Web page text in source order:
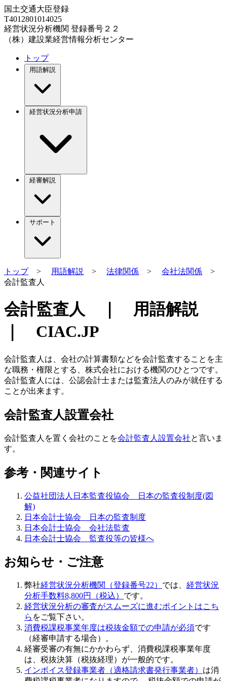
国土交通大臣登録
T4012801014025
経営状況分析機関 登録番号２２
（株）建設業経営情報分析センター
トップ
用語解説
経営状況分析申請
経審解説
サポート
トップ> 用語解説 > 法律関係 > 会社法関係 >
会計監査人
会計監査人 ｜ 用語解説
｜ CIAC.JP
会計監査人は、会社の計算書類などを会計監査することを主
な職務・権限とする、株式会社における機関のひとつです。
会計監査人には、公認会計士または監査法人のみが就任する
ことが出来ます。
会計監査人設置会社
会計監査人を置く会社のことを会計監査人設置会社と言いま
す。
参考・関連サイト
公益社団法人日本監査役協会 日本の監査役制度(図
解)
日本会計士協会 日本の監査制度
日本会計士協会 会社法監査
日本会計士協会 監査役等の皆様へ
お知らせ・ご注意
弊社経営状況分析機関（登録番号22） では、 経営状況
分析手数料8,800円（税込） です。
経営状況分析の審査がスムーズに進むポイントはこち
ら をご覧下さい。
消費税課税事業年度は税抜金額での申請が必須です
（経審申請する場合）。
経審受審の有無にかかわらず、消費税課税事業年度
は、税抜決算（税抜経理）が一般的です。
インボイス登録事業者（適格請求書発行事業者） は消